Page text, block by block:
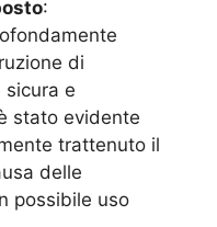
:
di
e
stato evidente
trattenuto il
delle
possibile uso